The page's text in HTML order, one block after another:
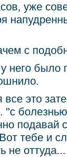
уже
с
него было
все это
"с
подавай
тебе и
не оттуда...